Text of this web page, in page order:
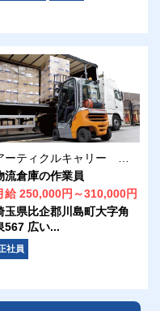
流倉庫の作業員
給 250,000円～310,000円
玉県比企郡川島町大字角
567 広い...
社員